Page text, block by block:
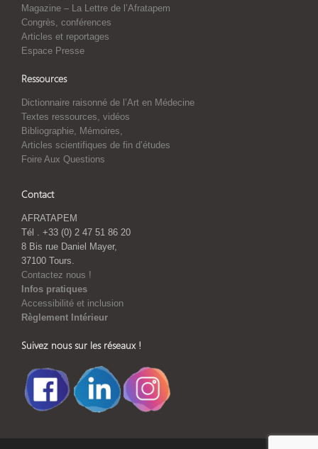
Magazine – La Lettre de l’Afratapem
Congrès, conférences
Articles et reportages
Espace Presse
Ressources
Dictionnaire raisonné de l’Art en Médecine
Textes ressources, vidéos
Bibliographie, Mémoires,
Articles scientifiques de fin d’études
Foire Aux Questions
Contact
AFRATAPEM
Tél . +33 (0) 2 47 51 86 20
8 Bis rue Daniel Mayer,
37100 Tours.
Contactez nous !
Infos pratiques
Accessibilité et inclusion
Règlement Intérieur
Suivez nous sur les réseaux !